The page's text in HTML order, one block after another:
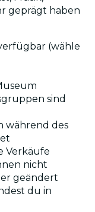
geprägt haben
(wähle
sind
während des
Verkäufe
nicht
geändert
du in